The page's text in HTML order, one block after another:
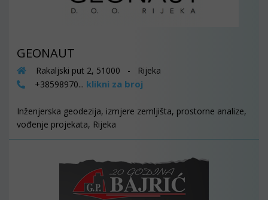
GEONAUT
Rakaljski put 2, 51000 - Rijeka
+38598970... klikni za broj
Inženjerska geodezija, izmjere zemljišta, prostorne analize,
vođenje projekata, Rijeka